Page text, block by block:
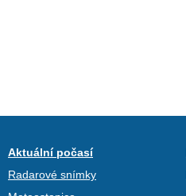
Aktuální počasí
Radarové snímky